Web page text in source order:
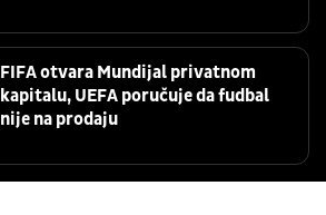
FIFA otvara Mundijal privatnom
kapitalu, UEFA poručuje da fudbal
nije na prodaju